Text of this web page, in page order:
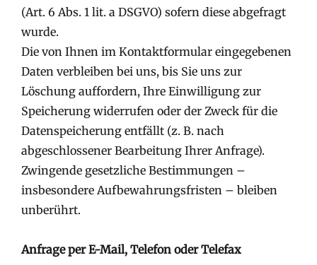
(Art. 6 Abs. 1 lit. a DSGVO) sofern diese abgefragt
wurde.
Die von Ihnen im Kontaktformular eingegebenen
Daten verbleiben bei uns, bis Sie uns zur
Löschung auffordern, Ihre Einwilligung zur
Speicherung widerrufen oder der Zweck für die
Datenspeicherung entfällt (z. B. nach
abgeschlossener Bearbeitung Ihrer Anfrage).
Zwingende gesetzliche Bestimmungen –
insbesondere Aufbewahrungsfristen – bleiben
unberührt.
Anfrage per E-Mail, Telefon oder Telefax